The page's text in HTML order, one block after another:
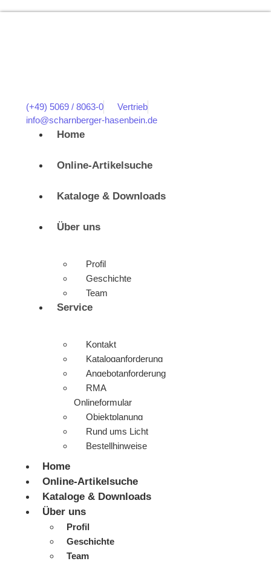
(+49) 5069 / 8063-0
Vertrieb
info@scharnberger-hasenbein.de
Home
Online-Artikelsuche
Kataloge & Downloads
Über uns
Profil
Geschichte
Team
Service
Kontakt
Kataloganforderung
Angebotanforderung
RMA
Onlineformular
Objektplanung
Rund ums Licht
Bestellhinweise
Home
Online-Artikelsuche
Kataloge & Downloads
Über uns
Profil
Geschichte
Team